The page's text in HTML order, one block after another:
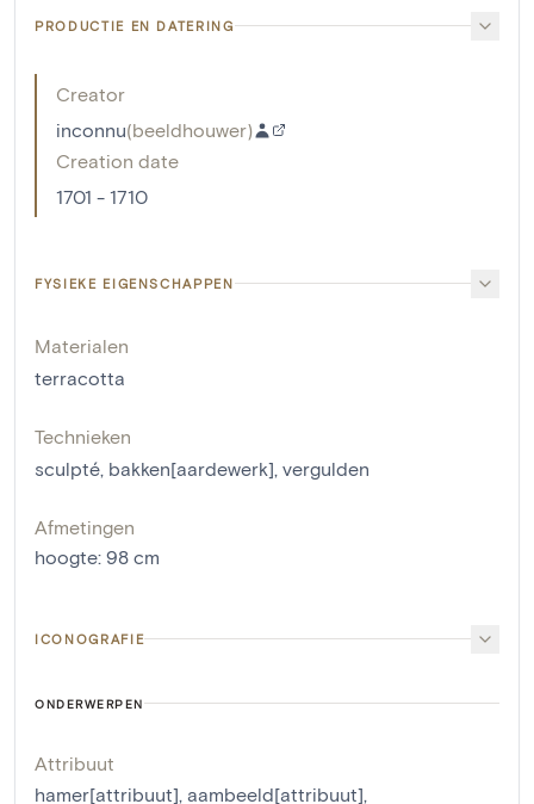
PRODUCTIE EN DATERING
Creator
inconnu(beeldhouwer)
Creation date
1701 - 1710
FYSIEKE EIGENSCHAPPEN
Materialen
terracotta
Technieken
sculpté bakken[aardewerk] vergulden
Afmetingen
hoogte: 98 cm
ICONOGRAFIE
ONDERWERPEN
Attribuut
hamer[attribuut] aambeeld[attribuut]